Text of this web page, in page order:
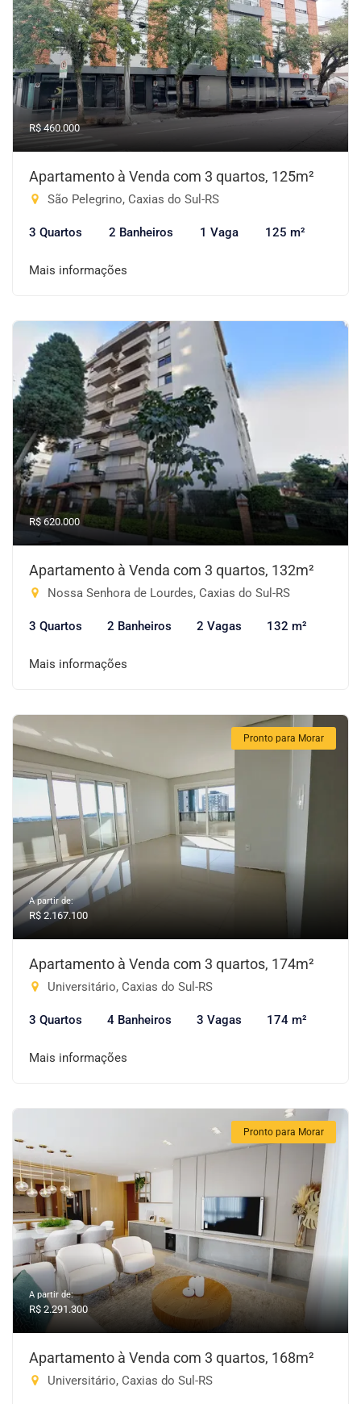
R$ 460.000
Apartamento à Venda com 3 quartos, 125m²
São Pelegrino, Caxias do Sul-RS
3 Quartos 2 Banheiros 1 Vaga 125 m²
Mais informações
R$ 620.000
Apartamento à Venda com 3 quartos, 132m²
Nossa Senhora de Lourdes, Caxias do Sul-RS
3 Quartos 2 Banheiros 2 Vagas 132 m²
Mais informações
Pronto para Morar
A partir de:
R$ 2.167.100
Apartamento à Venda com 3 quartos, 174m²
Universitário, Caxias do Sul-RS
3 Quartos 4 Banheiros 3 Vagas 174 m²
Mais informações
Pronto para Morar
A partir de:
R$ 2.291.300
Apartamento à Venda com 3 quartos, 168m²
Universitário, Caxias do Sul-RS